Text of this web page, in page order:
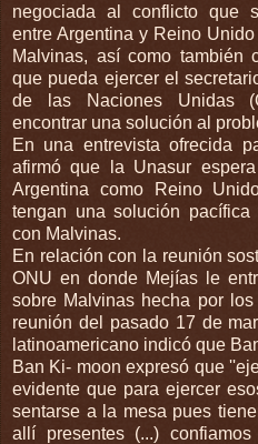
negociada al conflicto que
entre Argentina y Reino
Malvinas, así como también
que pueda ejercer el
de las Naciones Unidas
encontrar una solución al
En una entrevista ofrecida
afirmó que la Unasur
Argentina como Reino
tengan una solución
con Malvinas.
En relación con la reunión
ONU en donde Mejías le
sobre Malvinas hecha por
reunión del pasado 17 de
latinoamericano indicó que
Ban Ki- moon expresó que
evidente que para ejercer
sentarse a la mesa pues
allí presentes (...)